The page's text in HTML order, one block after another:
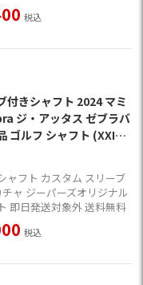
税込
付きシャフト 2024 マミ
ジ・アッタス ゼブラバ
ゴルフ シャフト (XXIO-
Z765／Z565)
ャフト カスタム スリーブ
ャ ジーパーズオリジナル
即日発送対象外 送料無料
税込